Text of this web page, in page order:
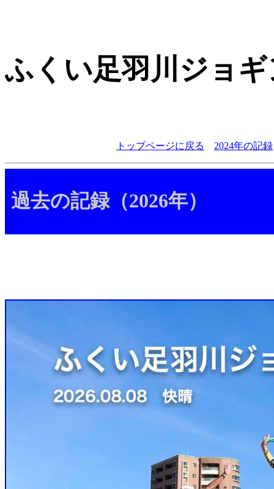
ふくい足羽川ジョ
トップページに戻る 2024年の記録
過去の記録（2026年）